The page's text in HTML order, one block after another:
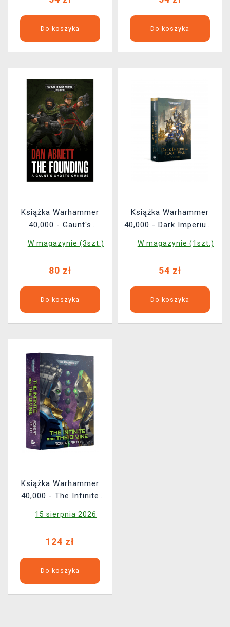
Do koszyka Do koszyka
Książka Warhammer
40,000 - Gaunt's
ENG
W magazynie (3szt.)
80 zł
Do koszyka
Książka Warhammer
40,000 - Dark Imperium:
W magazynie (1szt.)
54 zł
Do koszyka
Książka Warhammer
40,000 - The Infinite
15 sierpnia 2026
124 zł
Do koszyka